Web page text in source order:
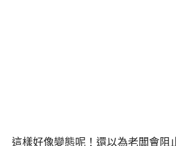
這樣好像變態呢！還以為老闆會阻